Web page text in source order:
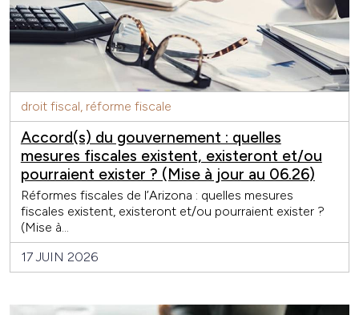
droit fiscal, réforme fiscale
Accord(s) du gouvernement : quelles
mesures fiscales existent, existeront et/ou
pourraient exister ? (Mise à jour au 06.26)
Réformes fiscales de l’Arizona : quelles mesures
fiscales existent, existeront et/ou pourraient exister ?
(Mise à...
17 JUIN 2026